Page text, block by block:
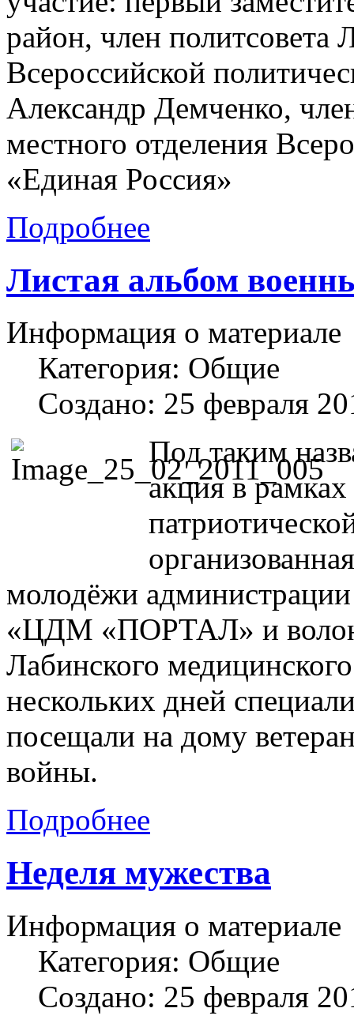
район, член политсовета
Всероссийской
Александр Демченко,
местного отделения
«Единая Россия»
Подробнее
Листая альбом
Информация о материале
Категория: Общие
Создано: 25 февраля
Под таким
акция в
молодёжи
«ЦДМ «ПОРТАЛ» и
Лабинского
нескольких дней
посещали на дому
войны.
Подробнее
Неделя мужества
Информация о материале
Категория: Общие
Создано: 25 февраля